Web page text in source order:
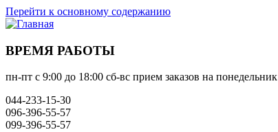
Перейти к основному содержанию
ВРЕМЯ РАБОТЫ
пн-пт с 9:00 до 18:00 сб-вс прием заказов на понедельник
044-233-15-30
096-396-55-57
099-396-55-57